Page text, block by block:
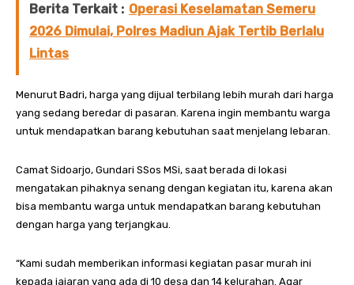
Berita Terkait : Operasi Keselamatan Semeru
2026 Dimulai, Polres Madiun Ajak Tertib Berlalu
Lintas
Menurut Badri, harga yang dijual terbilang lebih murah dari harga
yang sedang beredar di pasaran. Karena ingin membantu warga
untuk mendapatkan barang kebutuhan saat menjelang lebaran.
Camat Sidoarjo, Gundari SSos MSi, saat berada di lokasi
mengatakan pihaknya senang dengan kegiatan itu, karena akan
bisa membantu warga untuk mendapatkan barang kebutuhan
dengan harga yang terjangkau.
“Kami sudah memberikan informasi kegiatan pasar murah ini
kepada jajaran yang ada di 10 desa dan 14 kelurahan. Agar